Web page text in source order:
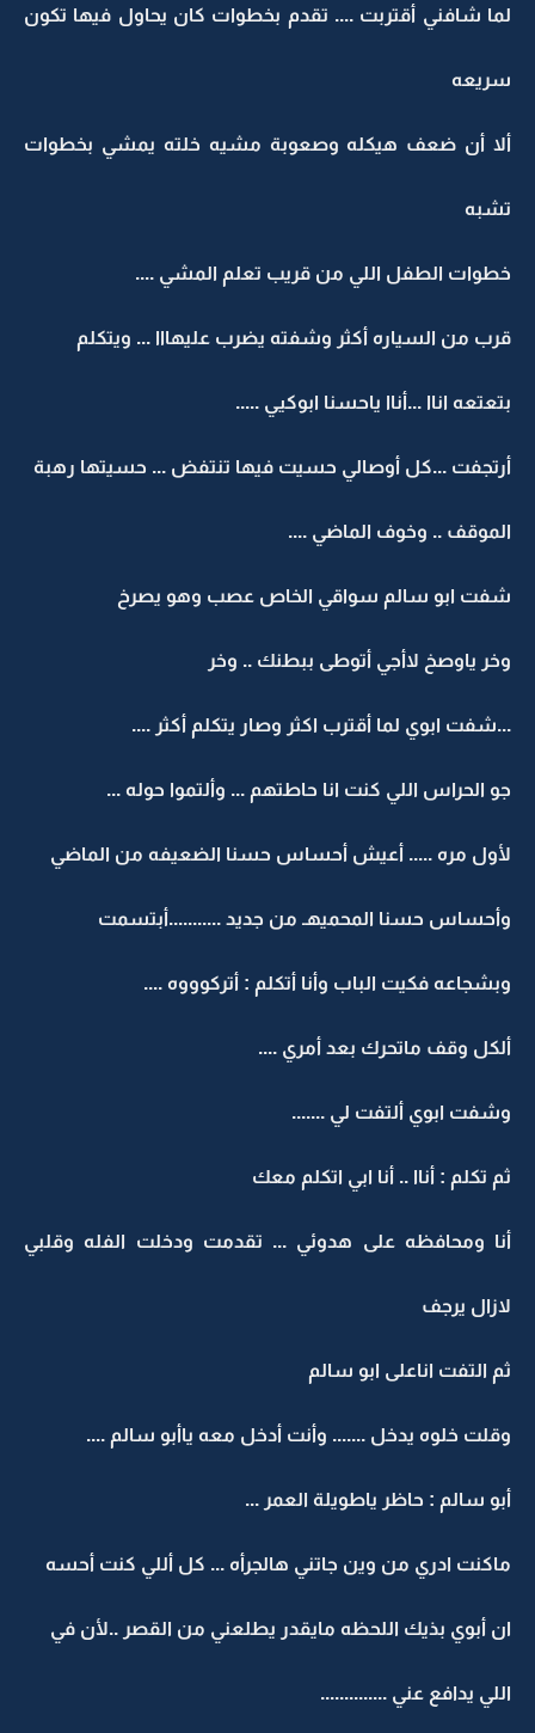
لما شافني أقتربت .... تقدم بخطوات كان يحاول فيها تكون
سريعه
ألا أن ضعف هيكله وصعوبة مشيه خلته يمشي بخطوات
تشبه
خطوات الطفل اللي من قريب تعلم المشي ....
قرب من السياره أكثر وشفته يضرب عليهااا ... ويتكلم
بتعتعه اناا ...أناا ياحسنا ابوكيي .....
أرتجفت ...كل أوصالي حسيت فيها تنتفض ... حسيتها رهبة
الموقف .. وخوف الماضي ....
شفت ابو سالم سواقي الخاص عصب وهو يصرخ
وخر ياوصخ لاأجي أتوطى ببطنك .. وخر
...شفت ابوي لما أقترب اكثر وصار يتكلم أكثر ....
جو الحراس اللي كنت انا حاطتهم ... وألتموا حوله ...
لأول مره ..... أعيش أحساس حسنا الضعيفه من الماضي
وأحساس حسنا المحميهـ من جديد ...........أبتسمت
وبشجاعه فكيت الباب وأنا أتكلم : أتركوووه ....
ألكل وقف ماتحرك بعد أمري ....
وشفت ابوي ألتفت لي .......
ثم تكلم : أناا .. أنا ابي اتكلم معك
أنا ومحافظه على هدوئي ... تقدمت ودخلت الفله وقلبي
لازال يرجف
ثم التفت اناعلى ابو سالم
وقلت خلوه يدخل ....... وأنت أدخل معه ياأبو سالم ....
أبو سالم : حاظر ياطويلة العمر ...
ماكنت ادري من وين جاتني هالجرأه ... كل أللي كنت أحسه
ان أبوي بذيك اللحظه مايقدر يطلعني من القصر ..لأن في
اللي يدافع عني ..............